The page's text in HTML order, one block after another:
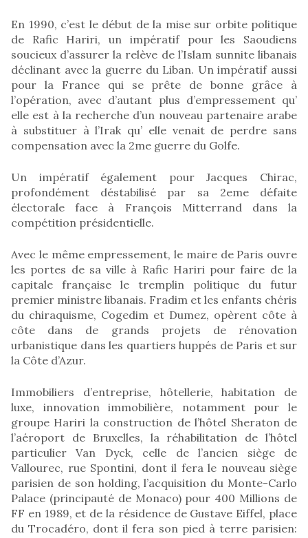
En 1990, c’est le début de la mise sur orbite politique
de Rafic Hariri, un impératif pour les Saoudiens
soucieux d’assurer la relève de l’Islam sunnite libanais
déclinant avec la guerre du Liban. Un impératif aussi
pour la France qui se prête de bonne grâce à
l’opération, avec d’autant plus d’empressement qu’
elle est à la recherche d’un nouveau partenaire arabe
à substituer à l’Irak qu’ elle venait de perdre sans
compensation avec la 2me guerre du Golfe.
Un impératif également pour Jacques Chirac,
profondément déstabilisé par sa 2eme défaite
électorale face à François Mitterrand dans la
compétition présidentielle.
Avec le même empressement, le maire de Paris ouvre
les portes de sa ville à Rafic Hariri pour faire de la
capitale française le tremplin politique du futur
premier ministre libanais. Fradim et les enfants chéris
du chiraquisme, Cogedim et Dumez, opèrent côte à
côte dans de grands projets de rénovation
urbanistique dans les quartiers huppés de Paris et sur
la Côte d’Azur.
Immobiliers d’entreprise, hôtellerie, habitation de
luxe, innovation immobilière, notamment pour le
groupe Hariri la construction de l’hôtel Sheraton de
l’aéroport de Bruxelles, la réhabilitation de l’hôtel
particulier Van Dyck, celle de l’ancien siège de
Vallourec, rue Spontini, dont il fera le nouveau siège
parisien de son holding, l’acquisition du Monte-Carlo
Palace (principauté de Monaco) pour 400 Millions de
FF en 1989, et de la résidence de Gustave Eiffel, place
du Trocadéro, dont il fera son pied à terre parisien: